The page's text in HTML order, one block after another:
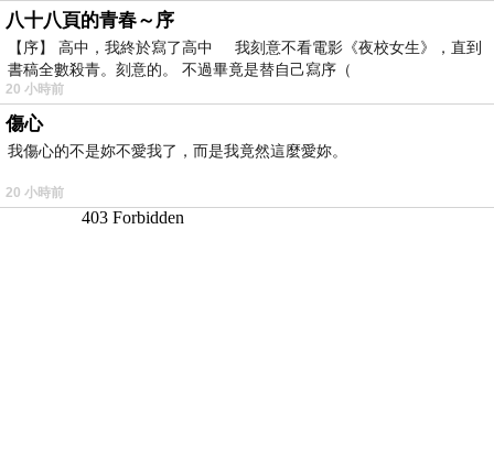
八十八頁的青春～序
【序】 高中，我終於寫了高中 我刻意不看電影《夜校女生》，直到
書稿全數殺青。刻意的。 不過畢竟是替自己寫序（
20 小時前
傷心
我傷心的不是妳不愛我了，而是我竟然這麼愛妳。
20 小時前